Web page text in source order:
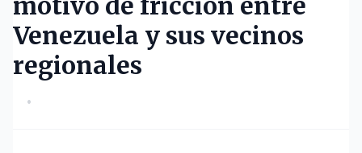
Venezuela y sus vecinos
regionales
•